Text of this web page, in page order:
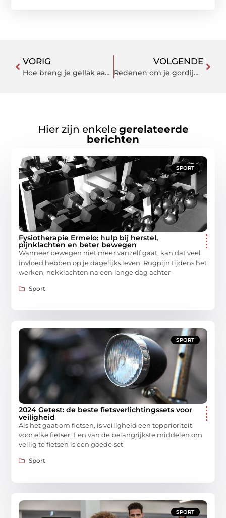
VORIG
Hoe breng je gellak aan?
VOLGENDE
Redenen om je gordijnen te vervangen voor jaloezieën
Hier zijn enkele gerelateerde
berichten
SPORT
Fysiotherapie Ermelo: hulp bij herstel,
pijnklachten en beter bewegen
Wanneer bewegen niet meer vanzelf gaat, kan dat veel
invloed hebben op je dagelijks leven. Rugpijn tijdens het
werken, nekklachten na een lange dag achter
Sport
SPORT
2024 Getest: de beste fietsverlichtingssets voor
veiligheid
Als het gaat om fietsen, is veiligheid een topprioriteit
voor elke fietser. Een van de belangrijkste middelen om
veilig te fietsen is een goede set
Sport
SPORT